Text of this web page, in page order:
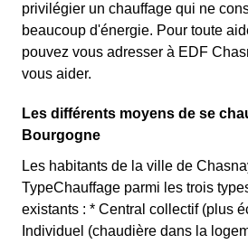
privilégier un chauffage qui ne
beaucoup d'énergie. Pour toute
pouvez vous adresser à EDF
vous aider.
Les différents moyens de se
Bourgogne
Les habitants de la ville de
TypeChauffage parmi les trois
existants : * Central collectif (plus
Individuel (chaudière dans la